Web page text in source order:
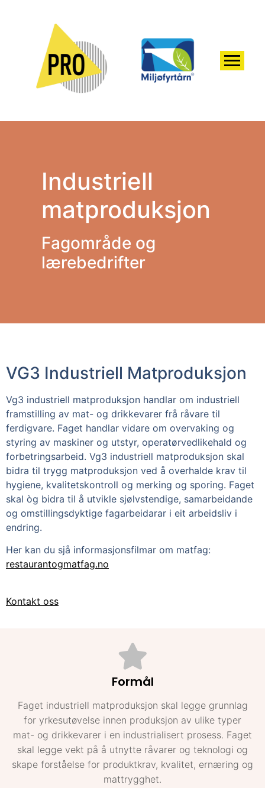
Industriell
matproduksjon
Fagområde og
lærebedrifter
VG3 Industriell Matproduksjon
Vg3 industriell matproduksjon handlar om industriell
framstilling av mat- og drikkevarer frå råvare til
ferdigvare. Faget handlar vidare om overvaking og
styring av maskiner og utstyr, operatørvedlikehald og
forbetringsarbeid. Vg3 industriell matproduksjon skal
bidra til trygg matproduksjon ved å overhalde krav til
hygiene, kvalitetskontroll og merking og sporing. Faget
skal òg bidra til å utvikle sjølvstendige, samarbeidande
og omstillingsdyktige fagarbeidarar i eit arbeidsliv i
endring.
restaurantogmatfag.no
Kontakt oss
Formål
Faget industriell matproduksjon skal legge grunnlag
for yrkesutøvelse innen produksjon av ulike typer
mat- og drikkevarer i en industrialisert prosess. Faget
skal legge vekt på å utnytte råvarer og teknologi og
skape forståelse for produktkrav, kvalitet, ernæring og
mattrygghet.